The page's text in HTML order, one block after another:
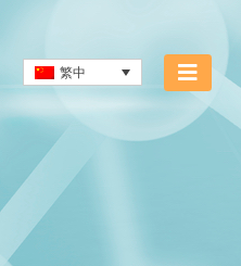
繁中